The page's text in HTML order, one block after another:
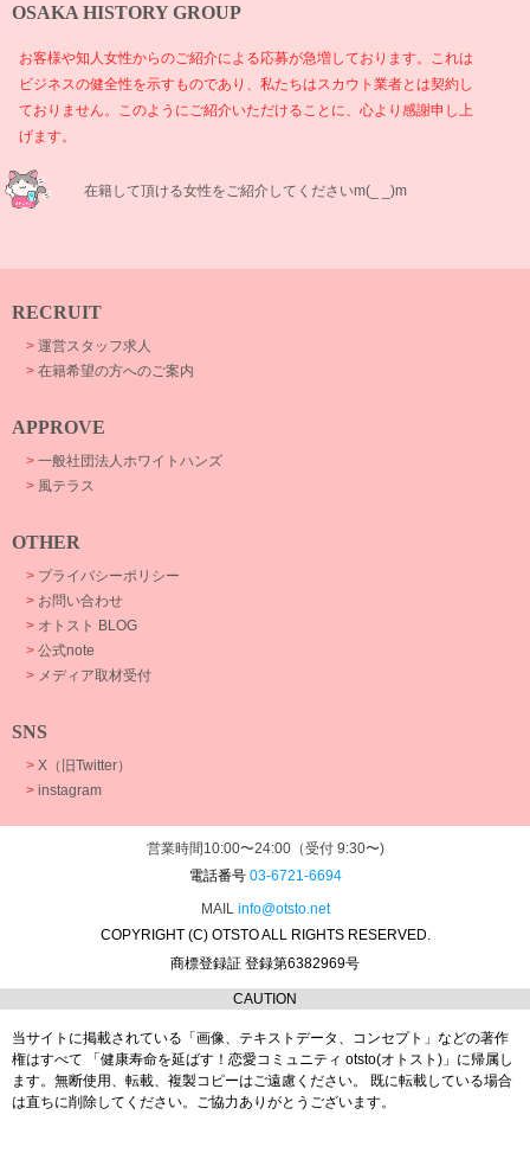
OSAKA HISTORY GROUP
お客様や知人女性からのご紹介による応募が急増しております。これは
ビジネスの健全性を示すものであり、私たちはスカウト業者とは契約し
ておりません。このようにご紹介いただけることに、心より感謝申し上
げます。
在籍して頂ける女性をご紹介してくださいm(_ _)m
RECRUIT
> 運営スタッフ求人
> 在籍希望の方へのご案内
APPROVE
> 一般社団法人ホワイトハンズ
> 風テラス
OTHER
> プライバシーポリシー
> お問い合わせ
> オトスト BLOG
> 公式note
> メディア取材受付
SNS
> X（旧Twitter）
> instagram
営業時間10:00〜24:00（受付 9:30〜)
電話番号 03-6721-6694
MAIL info@otsto.net
COPYRIGHT (C) OTSTO ALL RIGHTS RESERVED.
商標登録証 登録第6382969号
CAUTION
当サイトに掲載されている「画像、テキストデータ、コンセプト」などの著作
権はすべて 「健康寿命を延ばす！恋愛コミュニティ otsto(オトスト)」に帰属し
ます。 無断使用、転載、複製コピーはご遠慮ください。
既に転載している場合
は直ちに削除してください。ご協力ありがとうございます。